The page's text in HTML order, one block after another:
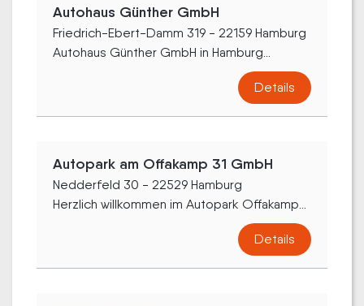
Autohaus Günther GmbH
Friedrich-Ebert-Damm 319 - 22159 Hamburg
Autohaus Günther GmbH in Hamburg...
Details
Autopark am Offakamp 31 GmbH
Nedderfeld 30 - 22529 Hamburg
Herzlich willkommen im Autopark Offakamp...
Details